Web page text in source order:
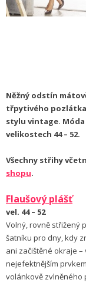
Něžný odstín
třpytivého
stylu vintage.
velikostech 44 – 52.
Všechny střihy
shopu.
Flaušový plášť
vel. 44 – 52
Volný, rovně střižený
šatníku pro dny, kdy
ani začištěné okraje
nejefektnějším
volánkově zvlněného